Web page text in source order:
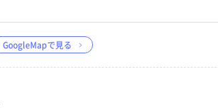
GoogleMapで見る